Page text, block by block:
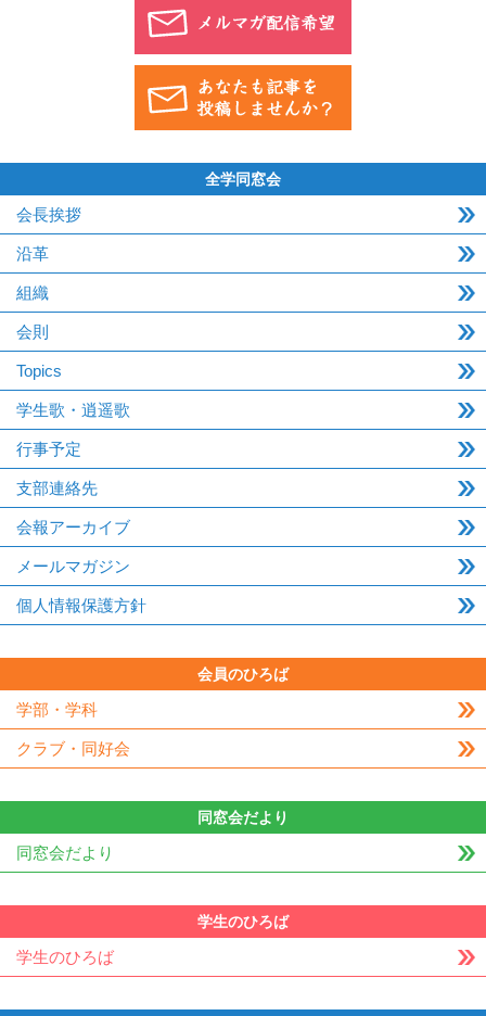
全学同窓会
会長挨拶
沿革
組織
会則
Topics
学生歌・逍遥歌
行事予定
支部連絡先
会報アーカイブ
メールマガジン
個人情報保護方針
会員のひろば
学部・学科
クラブ・同好会
同窓会だより
同窓会だより
学生のひろば
学生のひろば